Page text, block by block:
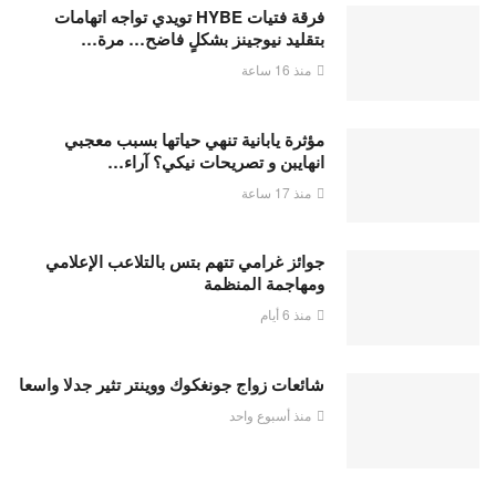
فرقة فتيات HYBE تويدي تواجه اتهامات
بتقليد نيوجينز بشكلٍ فاضح… مرة…
منذ 16 ساعة
مؤثرة يابانية تنهي حياتها بسبب معجبي
انهايبن و تصريحات نيكي؟ آراء…
منذ 17 ساعة
جوائز غرامي تتهم بتس بالتلاعب الإعلامي
ومهاجمة المنظمة
منذ 6 أيام
شائعات زواج جونغكوك ووينتر تثير جدلا واسعا
منذ أسبوع واحد